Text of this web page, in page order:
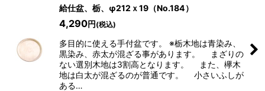
給仕盆、栃、φ212ｘ19（No.184）
4,290円(税込)
多目的に使える手付盆です。 ※栃木地は青染み、
黒染み、赤太が混ざる事があります。 まざりの
ない選別木地は3割高となります。 また、欅木
地は白太が混ざるのが普通です。 小さいふしが
ある…